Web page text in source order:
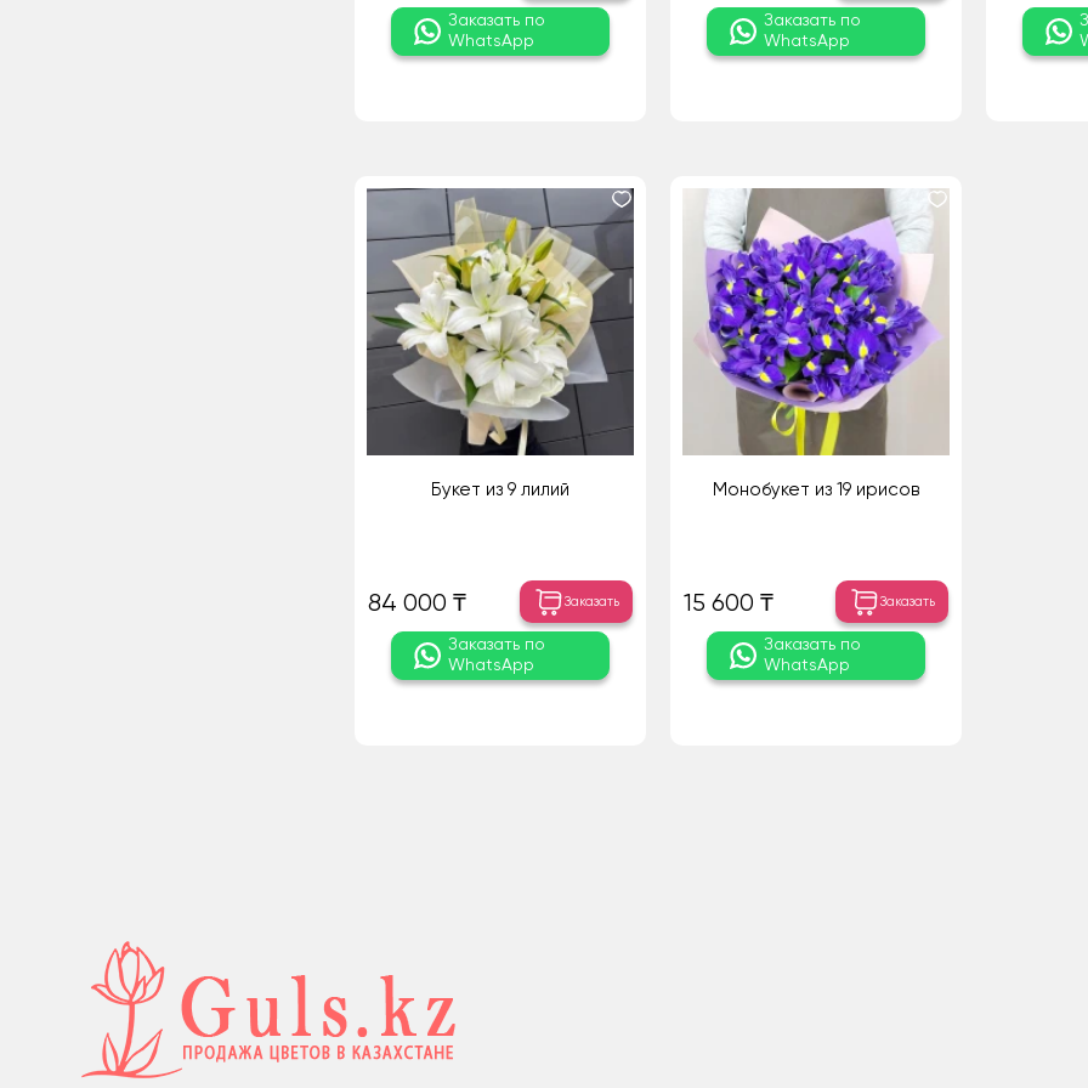
Заказать по
WhatsApp
Заказать по
WhatsApp
Букет из 9 лилий
84 000 ₸ Заказать
Заказать по
WhatsApp
Монобукет из 19 ирисов
15 600 ₸ Заказать
Заказать по
WhatsApp